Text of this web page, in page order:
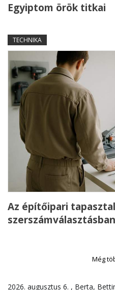
Egyiptom örök titkai
TECHNIKA
Az építőipari
szerszámválasztásban
Még
2026. augusztus 6. , Berta,